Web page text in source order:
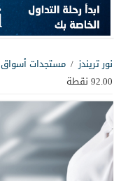
نور تريندز / مستجدات أسواق
92.00 نقطة